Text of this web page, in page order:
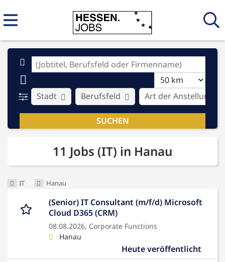
Stadt Art der Anstellung
Berufsfeld
11 Jobs (IT) in Hanau
IT Hanau
(Senior) IT Consultant (m/f/d) Microsoft
Cloud D365 (CRM)
08.08.2026, Corporate Functions
Hanau
Heute veröffentlicht